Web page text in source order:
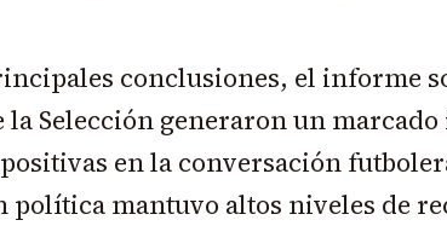
conclusiones, el informe
la Selección generaron un
en la conversación
política mantuvo altos niveles de